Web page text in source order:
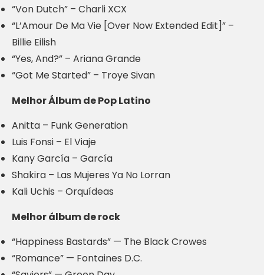
“Von Dutch” – Charli XCX
“L’Amour De Ma Vie [Over Now Extended Edit]” –
Billie Eilish
“Yes, And?” – Ariana Grande
“Got Me Started” – Troye Sivan
Melhor Álbum de Pop Latino
Anitta – Funk Generation
Luis Fonsi – El Viaje
Kany García – García
Shakira – Las Mujeres Ya No Lorran
Kali Uchis – Orquídeas
Melhor álbum de rock
“Happiness Bastards” — The Black Crowes
“Romance” — Fontaines D.C.